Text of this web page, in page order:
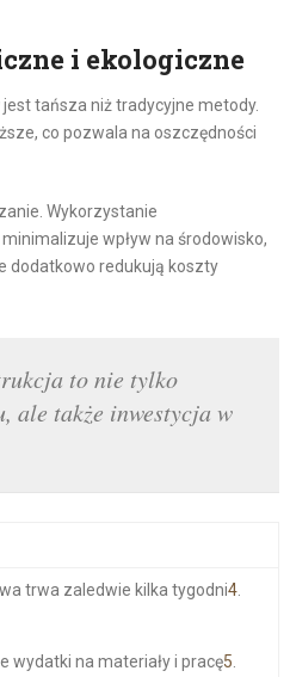
i ekologiczne
jest tańsza niż tradycyjne metody.
co pozwala na oszczędności
Wykorzystanie
wpływ na środowisko,
dodatkowo redukują koszty
to nie tylko
ale także inwestycja w
trwa zaledwie kilka tygodni4.
wydatki na materiały i pracę5